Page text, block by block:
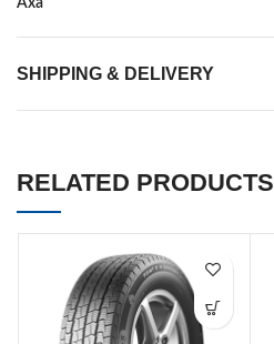
SHIPPING & DELIVERY
RELATED PRODUCTS